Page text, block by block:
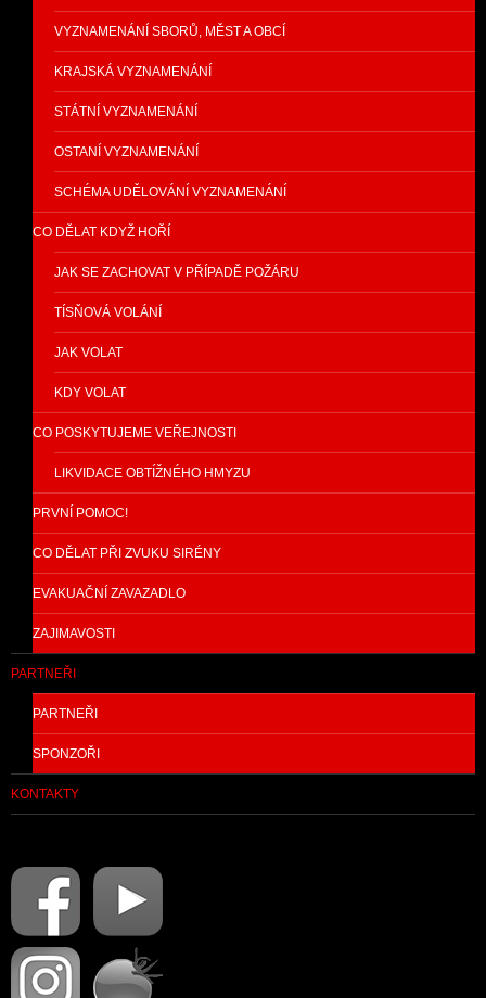
VYZNAMENÁNÍ SBORŮ, MĚST A OBCÍ
KRAJSKÁ VYZNAMENÁNÍ
STÁTNÍ VYZNAMENÁNÍ
OSTANÍ VYZNAMENÁNÍ
SCHÉMA UDĚLOVÁNÍ VYZNAMENÁNÍ
CO DĚLAT KDYŽ HOŘÍ
JAK SE ZACHOVAT V PŘÍPADĚ POŽÁRU
TÍSŇOVÁ VOLÁNÍ
JAK VOLAT
KDY VOLAT
CO POSKYTUJEME VEŘEJNOSTI
LIKVIDACE OBTÍŽNÉHO HMYZU
PRVNÍ POMOC!
CO DĚLAT PŘI ZVUKU SIRÉNY
EVAKUAČNÍ ZAVAZADLO
ZAJIMAVOSTI
PARTNEŘI
PARTNEŘI
SPONZOŘI
KONTAKTY